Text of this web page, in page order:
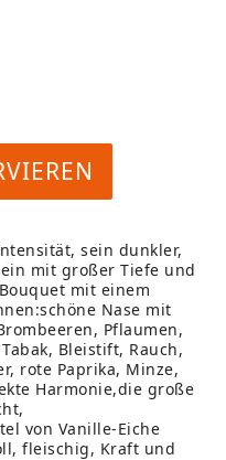
sein dunkler,
mit großer Tiefe und
mit einem
Nase mit
Pflaumen,
Bleistift, Rauch,
rote Paprika, Minze,
Harmonie,die große
von Vanille-Eiche
fleischig, Kraft und